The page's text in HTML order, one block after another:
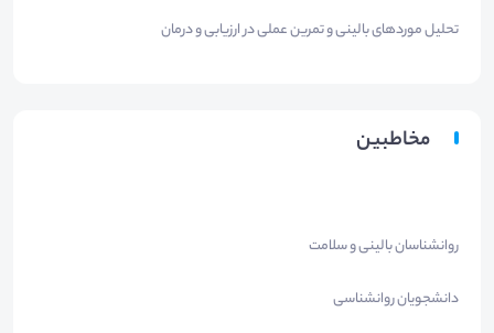
تحلیل موردهای بالینی و تمرین عملی در ارزیابی و درمان
مخاطبین
روانشناسان بالینی و سلامت
دانشجویان روانشناسی